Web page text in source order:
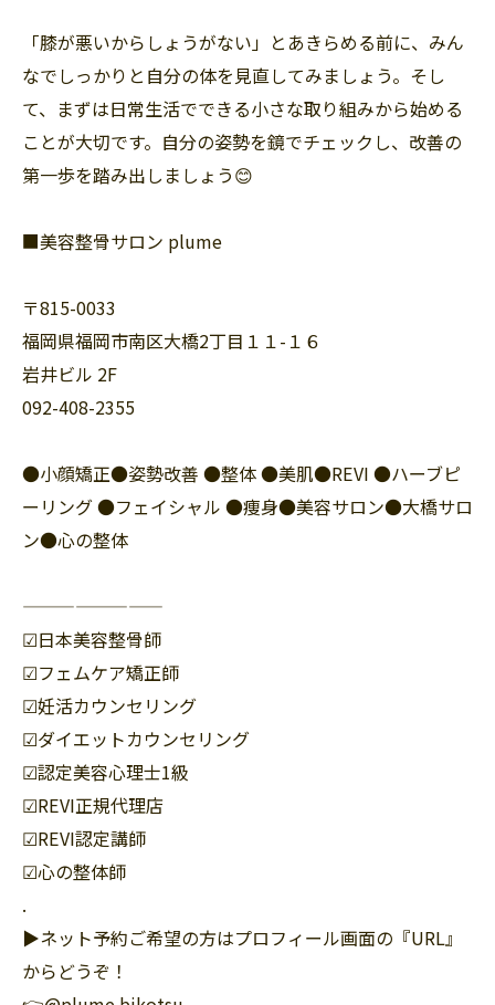
「膝が悪いからしょうがない」とあきらめる前に、みん
なでしっかりと自分の体を見直してみましょう。そし
て、まずは日常生活でできる小さな取り組みから始める
ことが大切です。自分の姿勢を鏡でチェックし、改善の
第一歩を踏み出しましょう😊
■美容整骨サロン plume
〒815-0033
福岡県福岡市南区大橋2丁目１１-１６
岩井ビル 2F
092-408-2355
●小顔矯正●姿勢改善 ●整体 ●美肌●REVI ●ハーブピ
ーリング ●フェイシャル ●痩身●美容サロン●大橋サロ
ン●心の整体
————————
☑︎日本美容整骨師
☑︎フェムケア矯正師
☑︎妊活カウンセリング
☑︎ダイエットカウンセリング
☑︎認定美容心理士1級
☑︎REVI正規代理店
☑︎REVI認定講師
☑︎心の整体師
.
▶︎ネット予約ご希望の方はプロフィール画面の『URL』
からどうぞ！